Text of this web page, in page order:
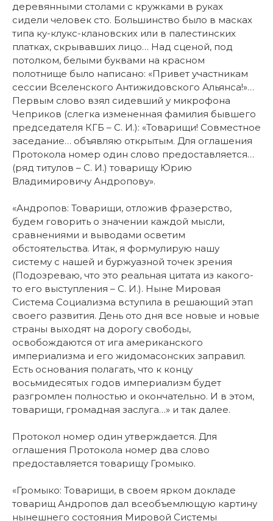
деревянными столами с кружками в руках
сидели человек сто. Большинство было в масках
типа ку-клукс-клановских или в палестинских
платках, скрывавших лицо… Над сценой, под
потолком, белыми буквами на красном
полотнище было написано: «Привет участникам
сессии Вселенского Антижидовского Альянса!»…
Первым слово взял сидевший у микрофона
Чеприков (слегка измененная фамилия бывшего
председателя КГБ – С. И.): «Товарищи! Совместное
заседание… объявляю открытым. Для оглашения
Протокола номер один слово предоставляется…
(ряд титулов – С. И.) товарищу Юрию
Владимировичу Андропову».
«Андропов: Товарищи, отложив фразерство,
будем говорить о значении каждой мысли,
сравнениями и выводами осветим
обстоятельства. Итак, я формулирую нашу
систему с нашей и буржуазной точек зрения
(Подозреваю, что это реальная цитата из какого-
то его выступления – С. И.). Ныне Мировая
Система Социализма вступила в решающий этап
своего развития. День ото дня все новые и новые
страны выходят на дорогу свободы,
освобождаются от ига американского
империализма и его жидомасонских заправил.
Есть основания полагать, что к концу
восьмидесятых годов империализм будет
разгромлен полностью и окончательно. И в этом,
товарищи, громадная заслуга…» и так далее.
Протокол номер один утверждается. Для
оглашения Протокола номер два слово
предоставляется товарищу Громыко.
«Громыко: Товарищи, в своем ярком докладе
товарищ Андропов дал всеобъемлющую картину
нынешнего состояния Мировой Системы